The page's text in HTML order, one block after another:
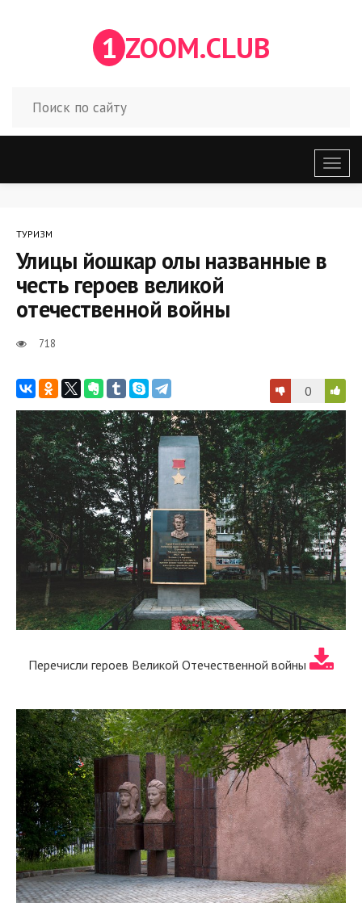
1 ZOOM.CLUB
меню
ТУРИЗМ
Улицы йошкар олы названные в
честь героев великой
отечественной войны
718
0
Перечисли героев Великой Отечественной войны